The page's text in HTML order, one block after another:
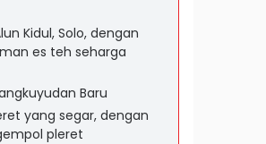
Kidul, Solo, dengan
es teh seharga
Baru
yang segar, dengan
pleret